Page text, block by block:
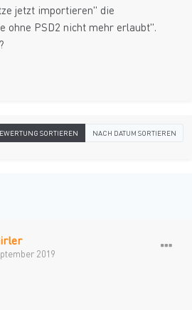
jetzt importieren" die
ohne PSD2 nicht mehr erlaubt".
SORTIEREN NACH DATUM SORTIEREN
2019